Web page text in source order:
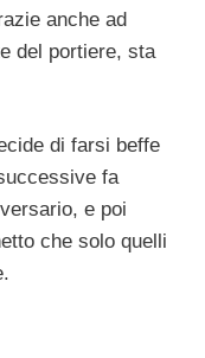
anche ad
del portiere, sta
di farsi beffe
fa
e poi
che solo quelli